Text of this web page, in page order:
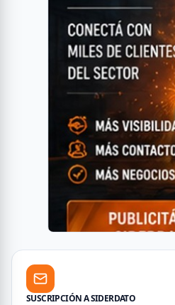
SUSCRIPCIÓN A SIDERDATO